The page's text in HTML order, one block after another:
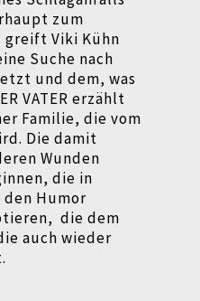
zum
Viki Kühn
Suche nach
und dem, was
VATER erzählt
Familie, die vom
Die damit
Wunden
die in
den Humor
die dem
auch wieder